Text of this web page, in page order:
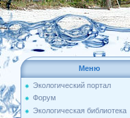
Меню
Экологический портал
Форум
Экологическая библиотека